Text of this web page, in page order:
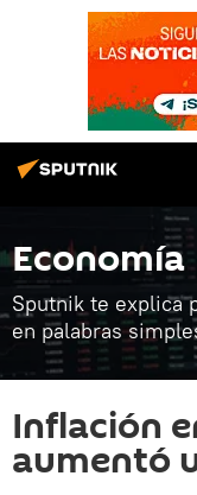
Economía
Sputnik te explica
en palabras
Inflación
aumentó